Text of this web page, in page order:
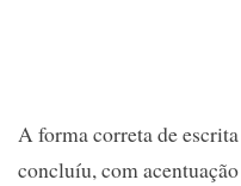
A forma correta de
concluíu, com